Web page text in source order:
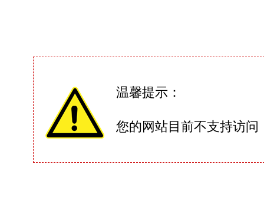
温馨提示：
您的网站目前不支持访